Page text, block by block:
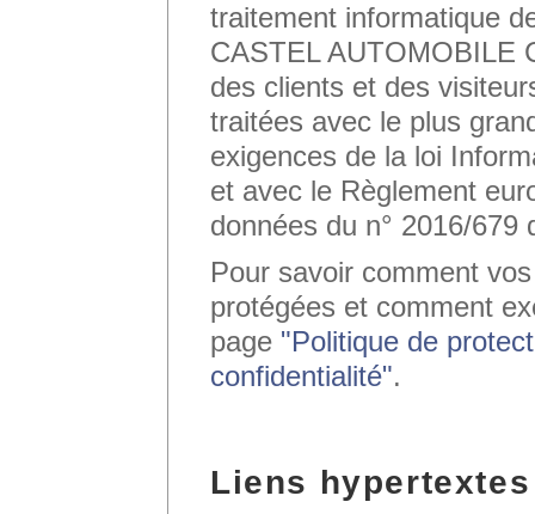
traitement informatique
CASTEL AUTOMOBILE
des clients et des
traitées avec le plus
exigences de la loi
et avec le Règlement
données du n° 2016/
Pour savoir comment
protégées et comment
page "Politique de
confidentialité".
Liens hypertextes